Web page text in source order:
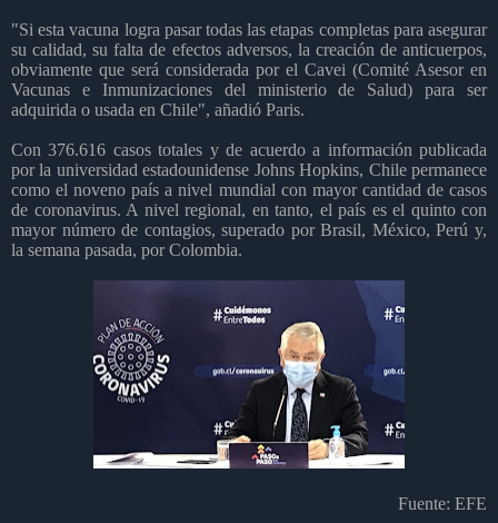
"Si esta vacuna logra pasar todas las etapas completas para asegurar
su calidad, su falta de efectos adversos, la creación de anticuerpos,
obviamente que será considerada por el Cavei (Comité Asesor en
Vacunas e Inmunizaciones del ministerio de Salud) para ser
adquirida o usada en Chile", añadió Paris.
Con 376.616 casos totales y de acuerdo a información publicada
por la universidad estadounidense Johns Hopkins, Chile permanece
como el noveno país a nivel mundial con mayor cantidad de casos
de coronavirus. A nivel regional, en tanto, el país es el quinto con
mayor número de contagios, superado por Brasil, México, Perú y,
la semana pasada, por Colombia.
Fuente: EFE